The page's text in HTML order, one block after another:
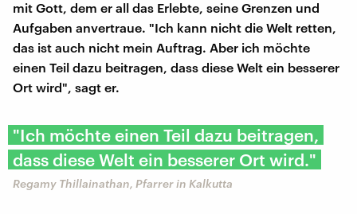
mit Gott, dem er all das Erlebte, seine Grenzen und
Aufgaben anvertraue. "Ich kann nicht die Welt retten,
das ist auch nicht mein Auftrag. Aber ich möchte
einen Teil dazu beitragen, dass diese Welt ein besserer
Ort wird", sagt er.
"Ich möchte einen Teil dazu beitragen,
dass diese Welt ein besserer Ort wird."
Regamy Thillainathan, Pfarrer in Kalkutta